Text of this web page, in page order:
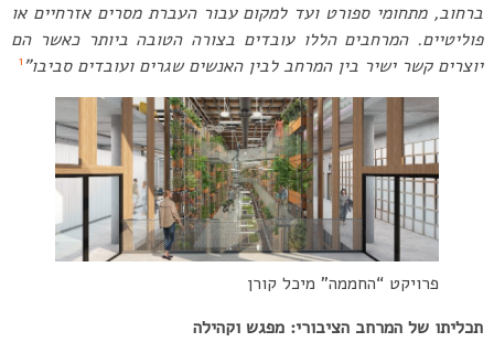
ברחוב, מתחומי ספורט ועד למקום עבור העברת מסרים אזרחיים או
פוליטיים. המרחבים הללו עובדים בצורה הטובה ביותר כאשר הם
יוצרים קשר ישיר בין המרחב לבין האנשים שגרים ועובדים סביבו”1
פרויקט “החממה” מיכל קורן
תכליתו של המרחב הציבורי: מפגש וקהילה